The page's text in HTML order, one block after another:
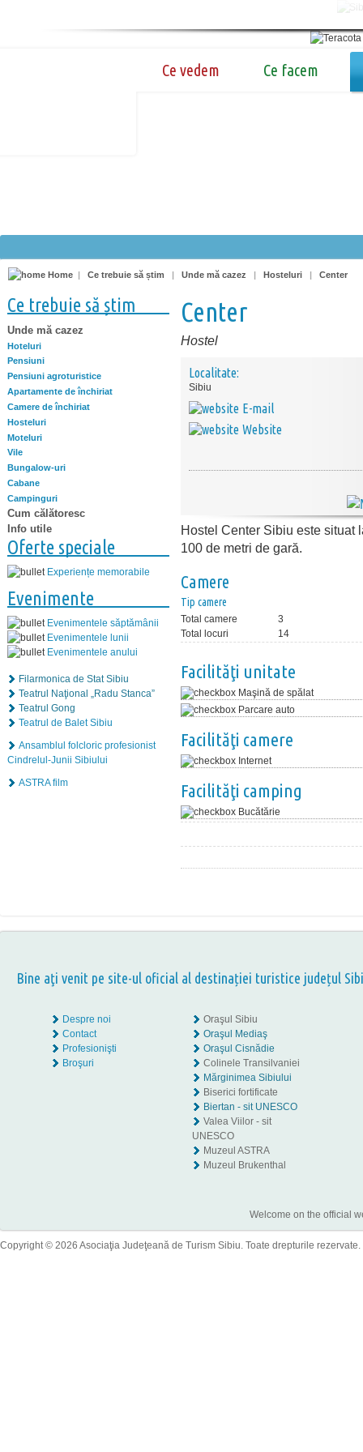
Ce vedem Ce facem
Home | Ce trebuie să știm | Unde mă cazez | Hosteluri | Center
Ce trebuie să știm
Unde mă cazez
Hoteluri
Pensiuni
Pensiuni agroturistice
Apartamente de închiriat
Camere de închiriat
Hosteluri
Moteluri
Vile
Bungalow-uri
Cabane
Campinguri
Cum călătoresc
Info utile
Oferte speciale
Experiențe memorabile
Evenimente
Evenimentele săptămânii
Evenimentele lunii
Evenimentele anului
Filarmonica de Stat Sibiu
Teatrul Naţional „Radu Stanca”
Teatrul Gong
Teatrul de Balet Sibiu
Ansamblul folcloric profesionist
Cindrelul-Junii Sibiului
ASTRA film
Center
Hostel
Localitate:
Sibiu
E-mail
Website
Hostel Center Sibiu este situat
100 de metri de gară.
Camere
Tip camere
Total camere
3
Total locuri
14
Facilităţi unitate
Maşină de spălat
Parcare auto
Facilităţi camere
Internet
Facilităţi camping
Bucătărie
Bine aţi venit pe site-ul oficial al destinației turistice județul
Despre noi
Contact
Profesionişti
Broşuri
Oraşul Sibiu
Oraşul Mediaş
Oraşul Cisnădie
Colinele Transilvaniei
Mărginimea Sibiului
Biserici fortificate
Biertan - sit UNESCO
Valea Viilor - sit
UNESCO
Muzeul ASTRA
Muzeul Brukenthal
Welcome on the official
Copyright © 2026 Asociaţia Judeţeană de Turism Sibiu. Toate drepturile rezervate.